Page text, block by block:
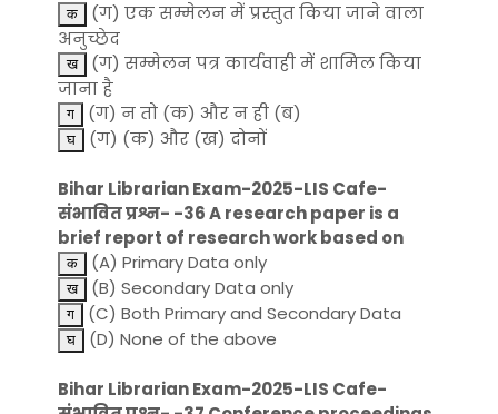
(ग) एक सम्मेलन में प्रस्तुत किया जाने वाला
अनुच्छेद
(ग) सम्मेलन पत्र कार्यवाही में शामिल किया
जाना है
(ग) न तो (क) और न ही (ब)
(ग) (क) और (ख) दोनों
Bihar Librarian Exam-2025-LIS Cafe-
संभावित प्रश्न- -36 A research paper is a
brief report of research work based on
(A) Primary Data only
(B) Secondary Data only
(C) Both Primary and Secondary Data
(D) None of the above
Bihar Librarian Exam-2025-LIS Cafe-